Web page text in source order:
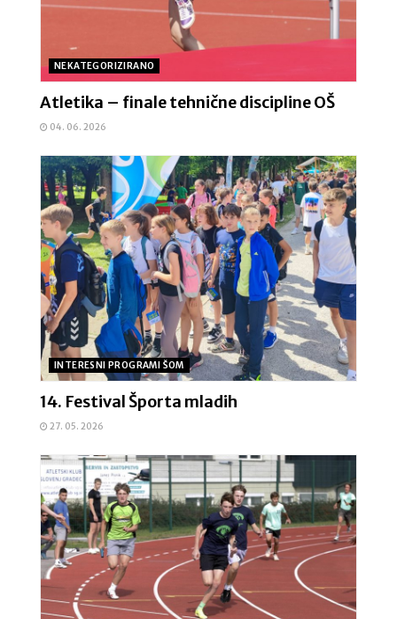
NEKATEGORIZIRANO
Atletika – finale tehnične discipline OŠ
04. 06. 2026
INTERESNI PROGRAMI ŠOM
14. Festival Športa mladih
27. 05. 2026